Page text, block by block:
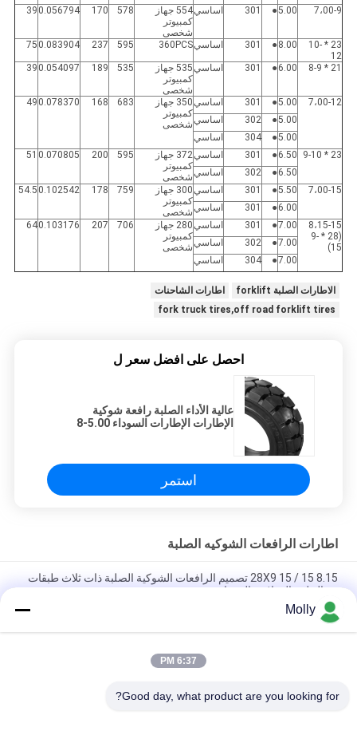
7،00-9
5.00
●
301 اساسي
554 جهاز
كمبيوتر
شخصى
578
170
0.056794
39
23 * 10-
12
8.00
●
301 اساسي360PCS
595
237
0.083904
75
21 * 8-9
6.00
●
301 اساسي
535 جهاز
كمبيوتر
شخصى
535
189
0.054097
39
7،00-12 5.00
●
301 اساسي
350 جهاز
كمبيوتر
شخصى
683
168
0.078370
49
5.00
●
302
اساسي
5.00
●
304
اساسي
23 * 9-10
6.50
●
301 اساسي
372 جهاز
كمبيوتر
شخصى
595
200
0.070805
51
6.50
●
302
اساسي
7،00-15
5.50
●
301 اساسي
300 جهاز
كمبيوتر
شخصى
759
178
0.102542
54.5
6.00
●
301
اساسي
8،15-15
(28 * 9-
15)
7.00
●
301 اساسي
280 جهاز
كمبيوتر
شخصى
706
207
0.103176
64
7.00
●
302
اساسي
7.00
●
304 اساسي
الاطارات الصلبة forklift
اطارات الشاحنات
fork truck tires,off road forklift tires
احصل على افضل سعر ل
عالية الأداء الصلبة رافعة شوكية
الإطارات الإطارات السوداء 5.00-8
استمر
اطارات الرافعات الشوكيه الصلبة
8.15 15 / 28X9 15 تصميم الرافعات الشوكية الصلبة ذات ثلاث طبقات
مع الحلقة الفولاذية المقواة
مطاطية صلبة للرافعات الشوكية
Molly
6:37 PM
Good day, what product are you looking for?